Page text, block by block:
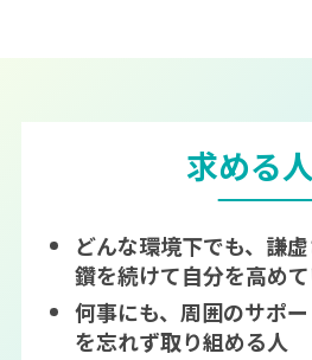
求める
どんな環境下でも、謙
鑽を続けて自分を高め
何事にも、周囲のサポ
を忘れず取り組める人